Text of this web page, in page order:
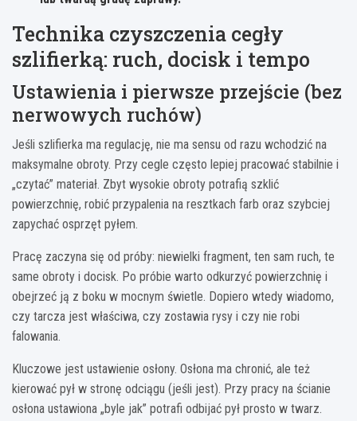
Technika czyszczenia cegły
szlifierką: ruch, docisk i tempo
Ustawienia i pierwsze przejście (bez
nerwowych ruchów)
Jeśli szlifierka ma regulację, nie ma sensu od razu wchodzić na
maksymalne obroty. Przy cegle często lepiej pracować stabilnie i
„czytać” materiał. Zbyt wysokie obroty potrafią szklić
powierzchnię, robić przypalenia na resztkach farb oraz szybciej
zapychać osprzęt pyłem.
Pracę zaczyna się od próby: niewielki fragment, ten sam ruch, te
same obroty i docisk. Po próbie warto odkurzyć powierzchnię i
obejrzeć ją z boku w mocnym świetle. Dopiero wtedy wiadomo,
czy tarcza jest właściwa, czy zostawia rysy i czy nie robi
falowania.
Kluczowe jest ustawienie osłony. Osłona ma chronić, ale też
kierować pył w stronę odciągu (jeśli jest). Przy pracy na ścianie
osłona ustawiona „byle jak” potrafi odbijać pył prosto w twarz.